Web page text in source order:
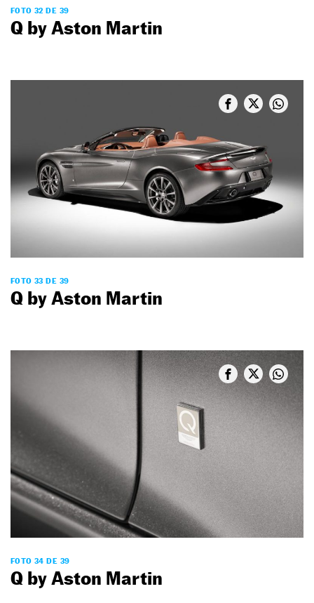
FOTO 32 DE 39
Q by Aston Martin
FOTO 33 DE 39
Q by Aston Martin
FOTO 34 DE 39
Q by Aston Martin